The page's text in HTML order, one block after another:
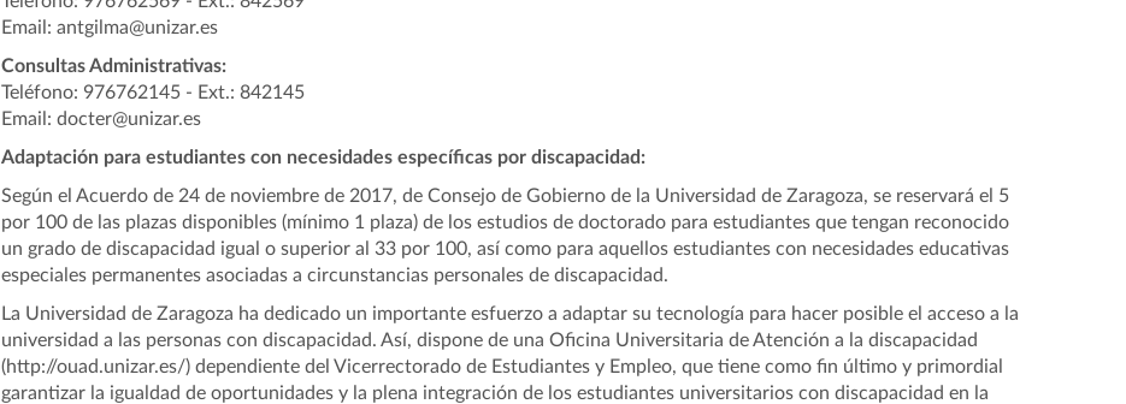
Email: antgilma@unizar.es
Consultas Administrativas:
Teléfono: 976762145 - Ext.: 842145
Email: docter@unizar.es
Adaptación para estudiantes con necesidades específicas por discapacidad:
Según el Acuerdo de 24 de noviembre de 2017, de Consejo de Gobierno de la Universidad de Zaragoza, se reservará el 5
por 100 de las plazas disponibles (mínimo 1 plaza) de los estudios de doctorado para estudiantes que tengan reconocido
un grado de discapacidad igual o superior al 33 por 100, así como para aquellos estudiantes con necesidades educativas
especiales permanentes asociadas a circunstancias personales de discapacidad.
La Universidad de Zaragoza ha dedicado un importante esfuerzo a adaptar su tecnología para hacer posible el acceso a la
universidad a las personas con discapacidad. Así, dispone de una Oficina Universitaria de Atención a la discapacidad
(http://ouad.unizar.es/) dependiente del Vicerrectorado de Estudiantes y Empleo, que tiene como fin último y primordial
garantizar la igualdad de oportunidades y la plena integración de los estudiantes universitarios con discapacidad en la